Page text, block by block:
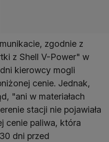
zgodnie z
z Shell V-Power" w
kierowcy mogli
cenie. Jednak,
"ani w materiałach
stacji nie pojawiała
cenie paliwa, która
dni przed